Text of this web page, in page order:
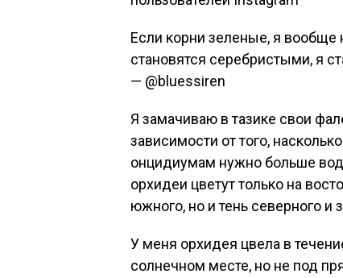
Если корни зеленые, я
становятся серебристыми, я
— @bluessiren
Я замачиваю в тазике свои
зависимости от того,
онцидиумам нужно больше
орхидеи цветут только на
южного, но и тень северного и
У меня орхидея цвела в
солнечном месте, но не под